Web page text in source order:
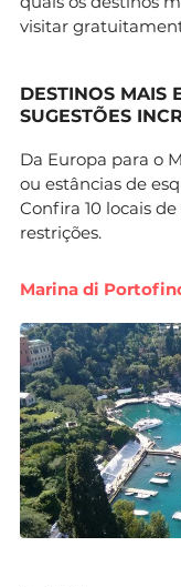
visitar
DESTINOS MAIS
SUGESTÕES
Da Europa para o
ou estâncias de
Confira 10 locais
restrições.
Marina di